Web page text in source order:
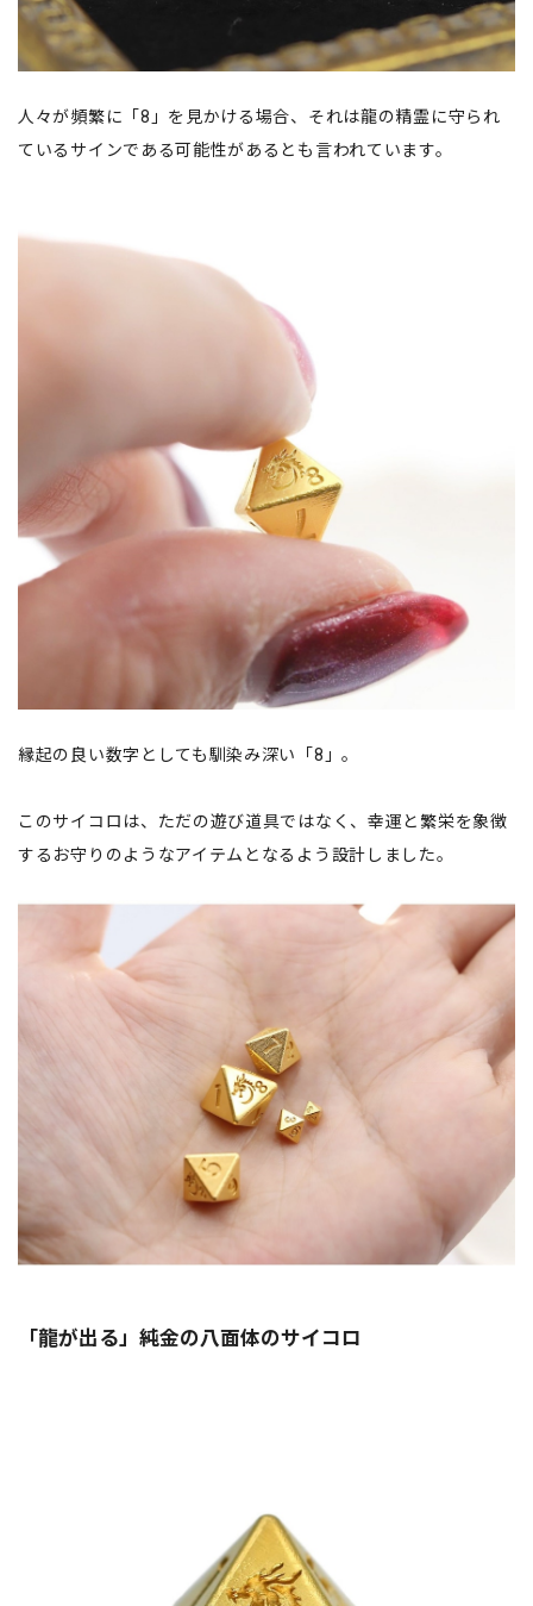
人々が頻繁に「8」を見かける場合、それは龍の精霊に守られ
ているサインである可能性があるとも言われています。
縁起の良い数字としても馴染み深い「8」。
このサイコロは、ただの遊び道具ではなく、幸運と繁栄を象徴
するお守りのようなアイテムとなるよう設計しました。
「龍が出る」純金の八面体のサイコロ